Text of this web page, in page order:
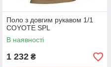
Поло з довгим рукавом 1/1
COYOTE SPL
В наявності
1 232 ₴